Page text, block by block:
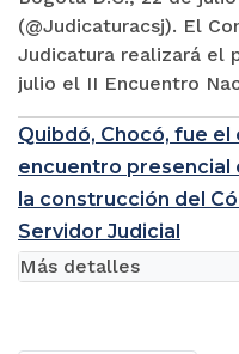
(@Judicaturacsj). El
Judicatura realizará el
julio el II Encuentro
Quibdó, Chocó, fue
encuentro presencial
la construcción del
Servidor Judicial
Más detalles